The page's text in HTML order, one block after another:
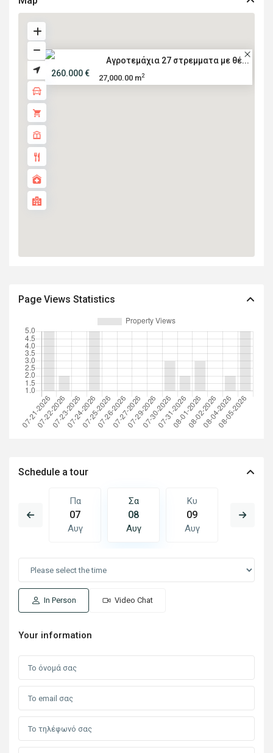
Αγροτεμάχια 27 στρεμματα με θέ...
260.000 €
27,000.00 m2
Page Views Statistics
Schedule a tour
Πα
07
Αυγ
Σα
08
Αυγ
Κυ
09
Αυγ
10
In Person Video Chat
Your information